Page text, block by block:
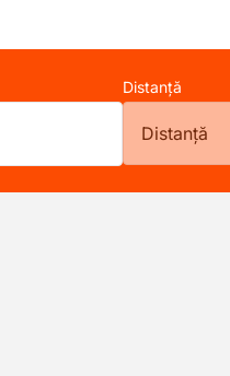
Distanță
Distanță